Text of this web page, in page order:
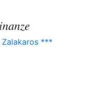
***